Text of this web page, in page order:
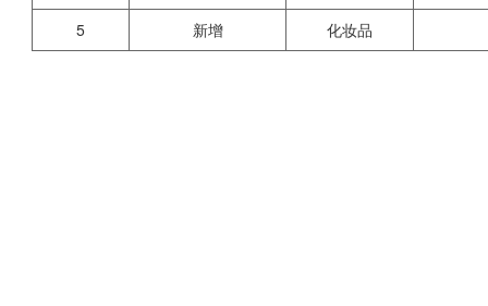
5
新增 化妆品